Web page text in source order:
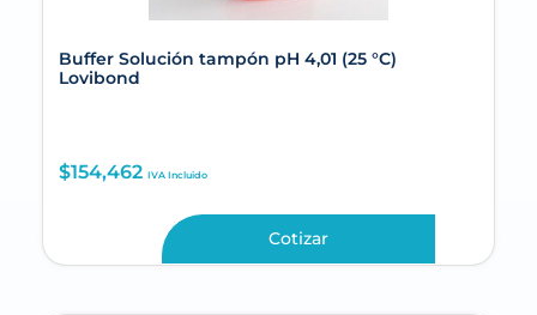
Buffer Solución tampón pH 4,01 (25 °C)
Lovibond
$154,462 IVA Incluido
Cotizar